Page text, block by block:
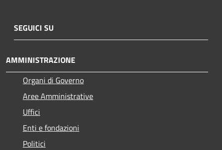
SEGUICI SU
AMMINISTRAZIONE
Organi di Governo
Aree Amministrative
Uffici
Enti e fondazioni
Politici